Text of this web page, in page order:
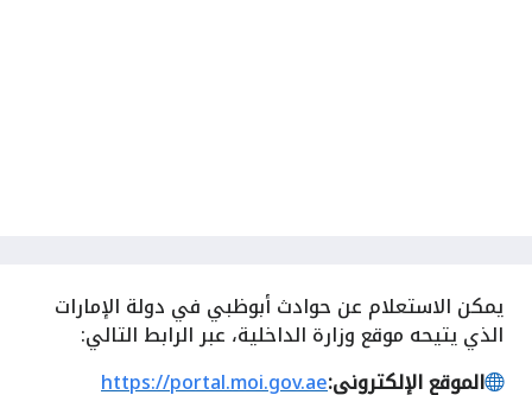
يمكن الاستعلام عن حوادث أبوظبي في دولة الإمارات
الذي يتيحه موقع وزارة الداخلية، عبر الرابط التالي:
الموقع الإلكتروني:https://portal.moi.gov.ae